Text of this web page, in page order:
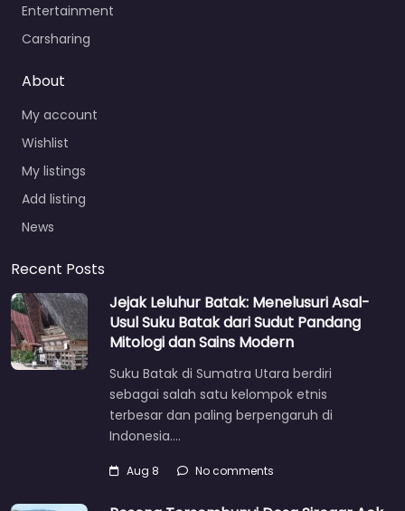
Entertainment
Carsharing
About
My account
Wishlist
My listings
Add listing
News
Recent Posts
Jejak Leluhur Batak: Menelusuri Asal-
Usul Suku Batak dari Sudut Pandang
Mitologi dan Sains Modern
Suku Batak di Sumatra Utara berdiri
sebagai salah satu kelompok etnis
terbesar dan paling berpengaruh di
Indonesia.…
Aug 8 No comments